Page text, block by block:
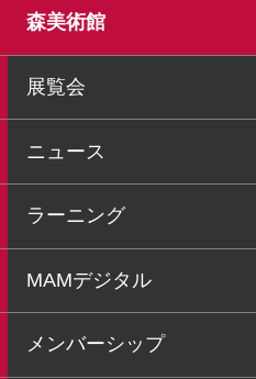
森美術館
展覧会
ニュース
ラーニング
MAMデジタル
メンバーシップ